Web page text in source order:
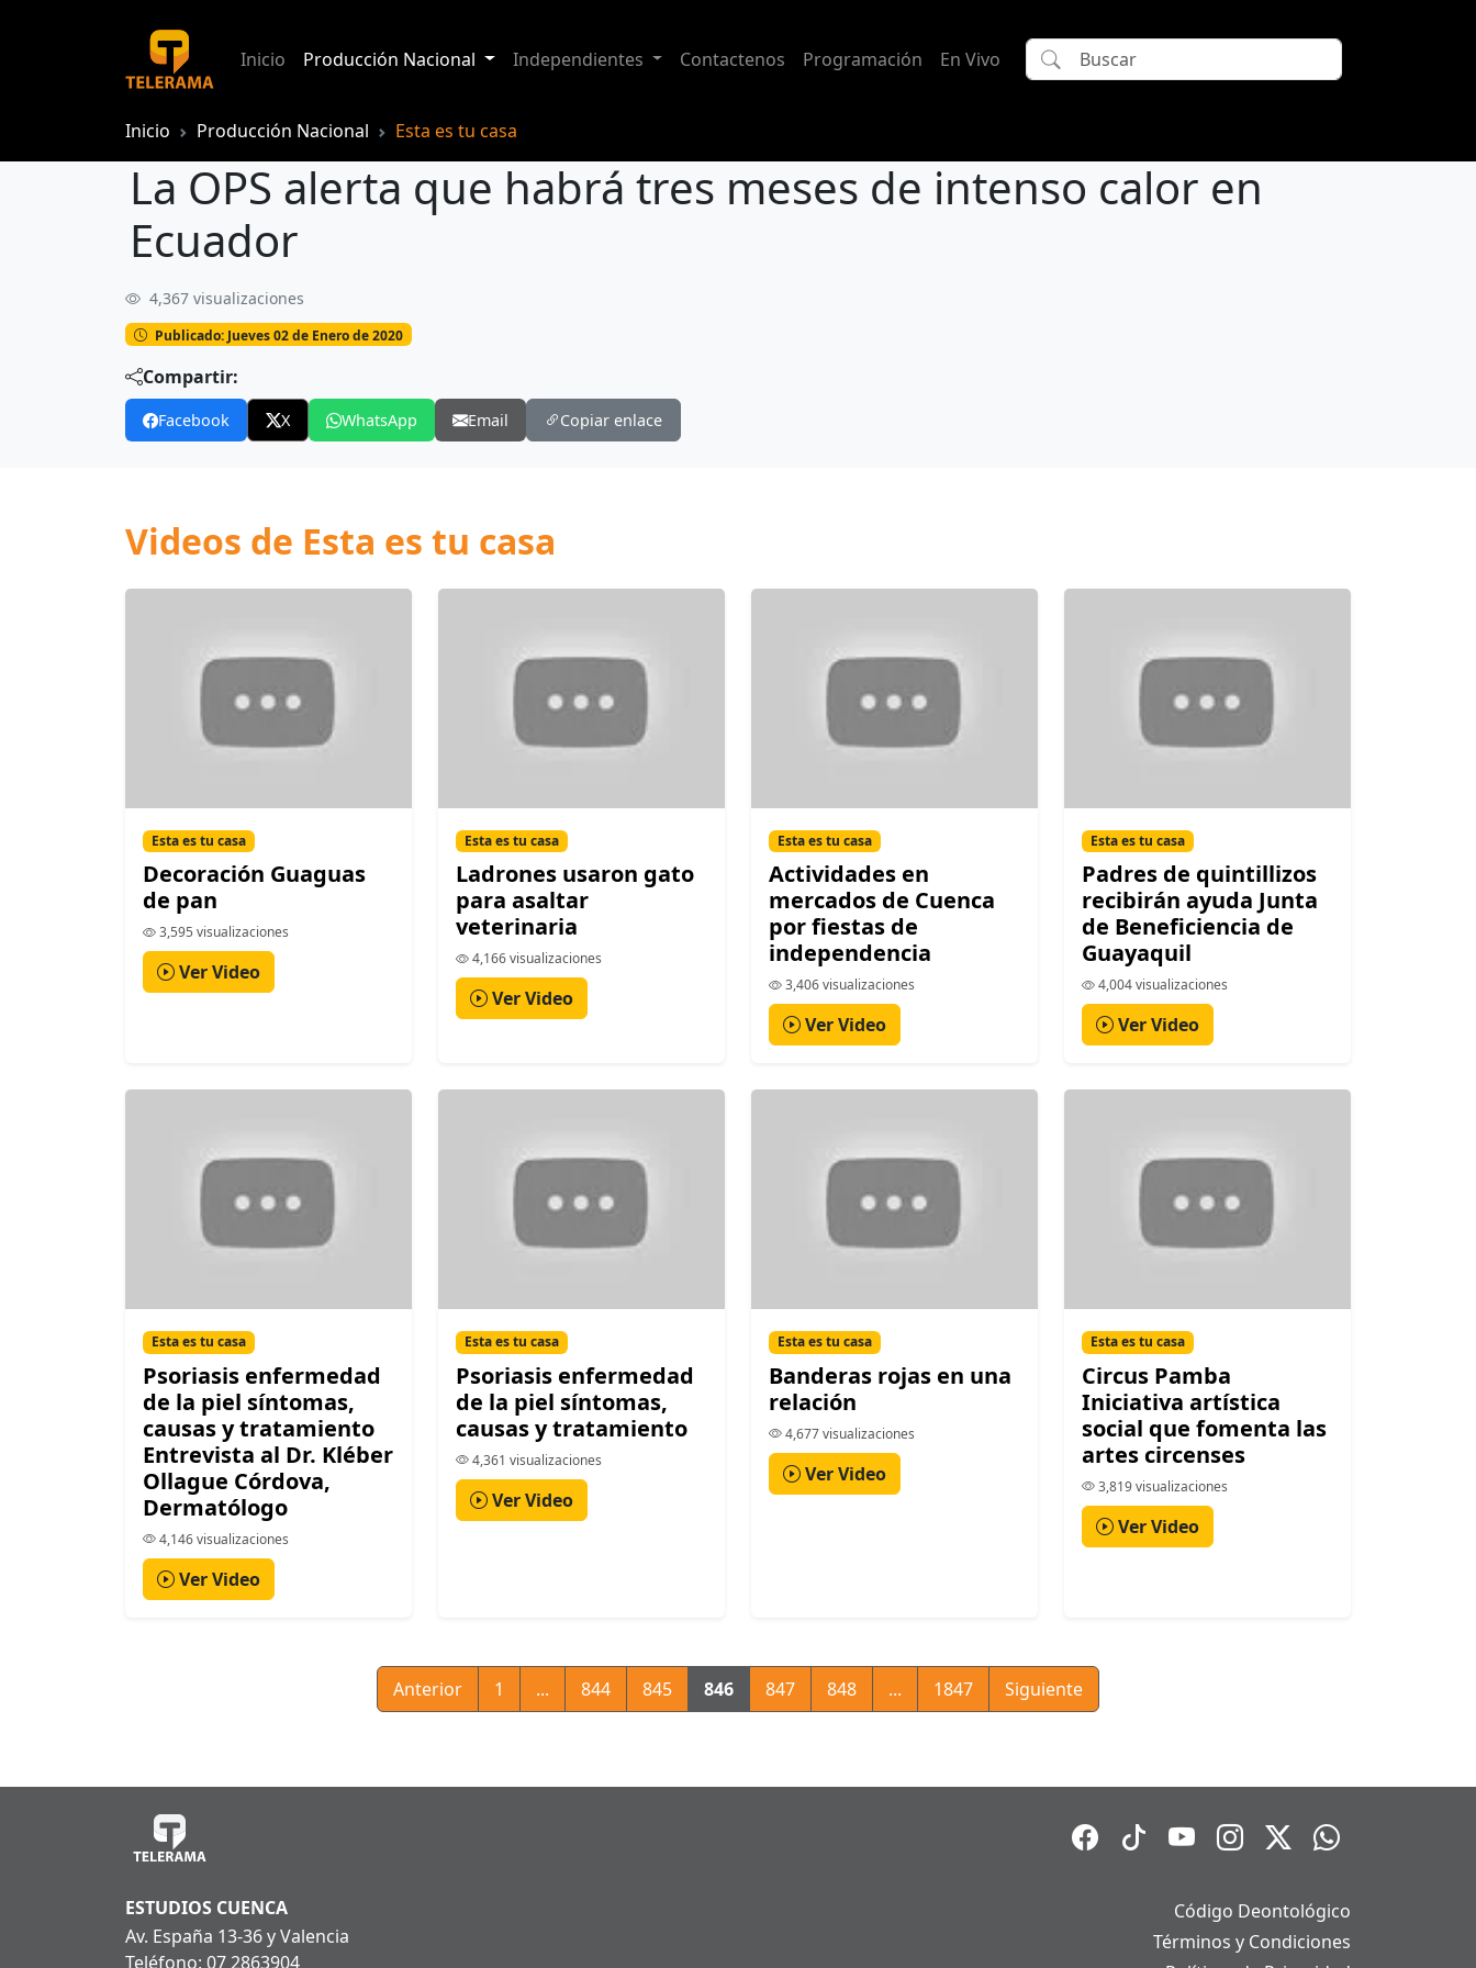
Inicio Producción Nacional Independientes Contactenos Programación En Vivo
Inicio Producción Nacional Esta es tu casa
La OPS alerta que habrá tres meses de intenso calor en
Ecuador
La OPS alerta que habrá tres meses de intenso calor en Ecuador
4,367 visualizaciones
Publicado: Jueves 02 de Enero de 2020
Compartir:
Facebook X WhatsApp Email Copiar enlace
Videos de Esta es tu casa
Esta es tu casa
Decoración Guaguas
de pan
3,595 visualizaciones
Ver Video
Esta es tu casa
Ladrones usaron gato
para asaltar
veterinaria
4,166 visualizaciones
Ver Video
Esta es tu casa
Actividades en
mercados de Cuenca
por fiestas de
independencia
3,406 visualizaciones
Ver Video
Esta es tu casa
Padres de quintillizos
recibirán ayuda Junta
de Beneficiencia de
Guayaquil
4,004 visualizaciones
Ver Video
Esta es tu casa
Psoriasis enfermedad
de la piel síntomas,
causas y tratamiento
Entrevista al Dr. Kléber
Ollague Córdova,
Dermatólogo
4,146 visualizaciones
Ver Video
Esta es tu casa
Psoriasis enfermedad
de la piel síntomas,
causas y tratamiento
4,361 visualizaciones
Ver Video
Esta es tu casa
Banderas rojas en una
relación
4,677 visualizaciones
Ver Video
Esta es tu casa
Circus Pamba
Iniciativa artística
social que fomenta las
artes circenses
3,819 visualizaciones
Ver Video
Anterior 1 ... 844 845 846 847 848 ... 1847 Siguiente
ESTUDIOS CUENCA
Av. España 13-36 y Valencia
Teléfono: 07 2863904
Código Deontológico
Términos y Condiciones